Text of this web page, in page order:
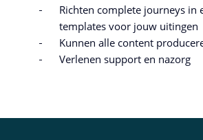
Richten complete journeys in
templates voor jouw uitingen
Kunnen alle content
Verlenen support en nazorg